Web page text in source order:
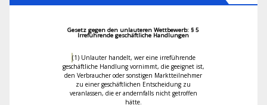
Konformität und Gruppenzwang
Das Robert Koch-Institut im
Prof. Noam Chomsky – University of
(1989): Das Propagandamodell
Gesetz gegen den unlauteren Wettbewerb: § 5
Irreführende geschäftliche Handlungen
(1) Unlauter handelt, wer eine irreführende
geschäftliche Handlung vornimmt, die geeignet ist,
den Verbraucher oder sonstigen Marktteilnehmer
zu einer geschäftlichen Entscheidung zu
veranlassen, die er andernfalls nicht getroffen
hätte.